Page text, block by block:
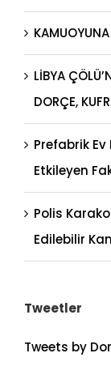
LİBYA
DORÇE,
Prefabrik
Etkileyen
Polis
Edilebilir
Tweetler
Tweets by